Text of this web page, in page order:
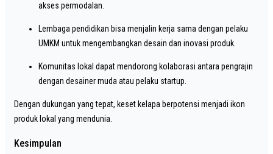
akses permodalan.
Lembaga pendidikan bisa menjalin kerja sama dengan pelaku
UMKM untuk mengembangkan desain dan inovasi produk.
Komunitas lokal dapat mendorong kolaborasi antara pengrajin
dengan desainer muda atau pelaku startup.
Dengan dukungan yang tepat, keset kelapa berpotensi menjadi ikon
produk lokal yang mendunia.
Kesimpulan